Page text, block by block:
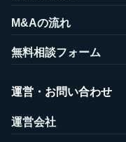
M&Aの流れ
無料相談フォーム
運営・お問い合わせ
運営会社